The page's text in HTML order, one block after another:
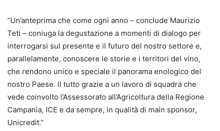
“Un’anteprima che come ogni anno – conclude Maurizio
Teti – coniuga la degustazione a momenti di dialogo per
interrogarsi sul presente e il futuro del nostro settore e,
parallelamente, conoscere le storie e i territori del vino,
che rendono unico e speciale il panorama enologico del
nostro Paese. Il tutto grazie a un lavoro di squadra che
vede coinvolto l’Assessorato all’Agricoltura della Regione
Campania, ICE e da sempre, in qualità di main sponsor,
Unicredit.”